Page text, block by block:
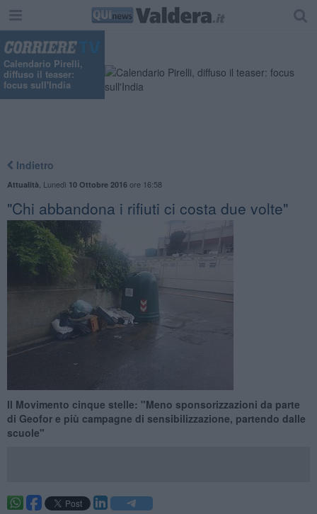
Calendario Pirelli,
diffuso il teaser:
focus sull'India
Indietro
Attualità Lunedì 10 Ottobre 2016ore 16:58
"Chi abbandona i rifiuti ci costa due volte"
Il Movimento cinque stelle: "Meno sponsorizzazioni da parte
di Geofor e più campagne di sensibilizzazione, partendo dalle
scuole"